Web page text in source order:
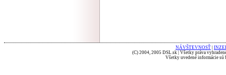
NÁVŠTEVNOSŤ
(C) 2004, 2005 DSL.sk | Všetky práva
Všetky uvedené informácie sú